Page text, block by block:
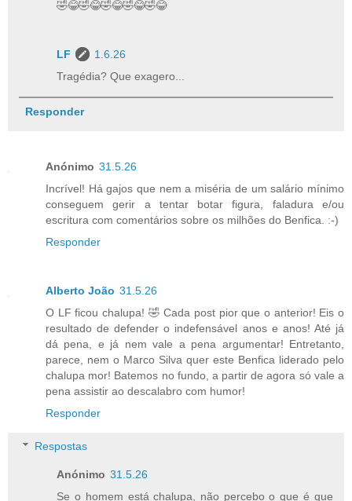
🤣😂🤣😂🤣😂🤣😂🤣😂
LF
1.6.26
Tragédia? Que exagero...
Responder
Anónimo 31.5.26
Incrível! Há gajos que nem a miséria de um salário mínimo
conseguem gerir a tentar botar figura, faladura e/ou
escritura com comentários sobre os milhões do Benfica. :-)
Responder
Alberto João 31.5.26
O LF ficou chalupa! 🤣 Cada post pior que o anterior! Eis o
resultado de defender o indefensável anos e anos! Até já
dá pena, e já nem vale a pena argumentar! Entretanto,
parece, nem o Marco Silva quer este Benfica liderado pelo
chalupa mor! Batemos no fundo, a partir de agora só vale a
pena assistir ao descalabro com humor!
Responder
Respostas
Anónimo 31.5.26
Se o homem está chalupa, não percebo o que é que